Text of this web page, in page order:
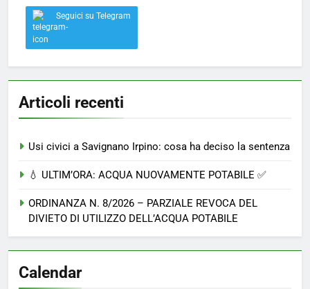
Seguici su Telegram
Articoli recenti
Usi civici a Savignano Irpino: cosa ha deciso la sentenza
💧 ULTIM’ORA: ACQUA NUOVAMENTE POTABILE ✅
ORDINANZA N. 8/2026 – PARZIALE REVOCA DEL
DIVIETO DI UTILIZZO DELL’ACQUA POTABILE
Calendar